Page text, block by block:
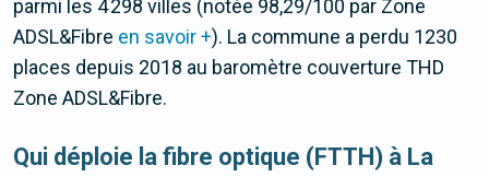
parmi les 4 298 villes (notée 98,29/100 par Zone
ADSL&Fibre en savoir +). La commune a perdu 1230
places depuis 2018 au baromètre couverture THD
Zone ADSL&Fibre.
Qui déploie la fibre optique (FTTH) à La